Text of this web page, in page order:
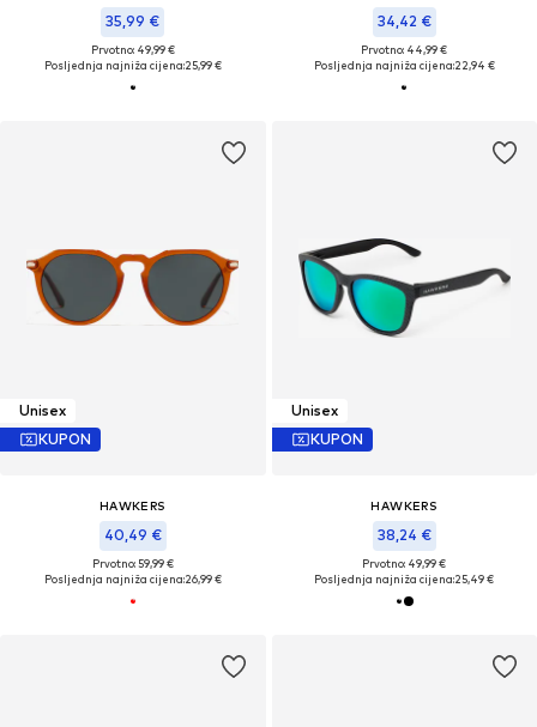
35,99 €
Prvotno: 49,99 €
Posljednja najniža cijena:25,99 €
34,42 €
Prvotno: 44,99 €
Posljednja najniža cijena:22,94 €
Unisex
KUPON
HAWKERS
40,49 €
Prvotno: 59,99 €
Posljednja najniža cijena:26,99 €
Unisex
KUPON
HAWKERS
38,24 €
Prvotno: 49,99 €
Posljednja najniža cijena:25,49 €